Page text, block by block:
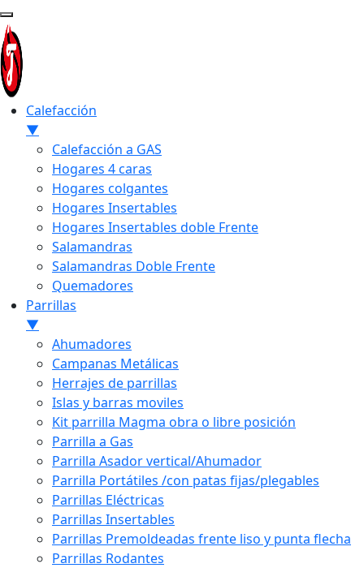
Calefacción
▼
Calefacción a GAS
Hogares 4 caras
Hogares colgantes
Hogares Insertables
Hogares Insertables doble Frente
Salamandras
Salamandras Doble Frente
Quemadores
Parrillas
▼
Ahumadores
Campanas Metálicas
Herrajes de parrillas
Islas y barras moviles
Kit parrilla Magma obra o libre posición
Parrilla a Gas
Parrilla Asador vertical/Ahumador
Parrilla Portátiles /con patas fijas/plegables
Parrillas Eléctricas
Parrillas Insertables
Parrillas Premoldeadas frente liso y punta flecha
Parrillas Rodantes